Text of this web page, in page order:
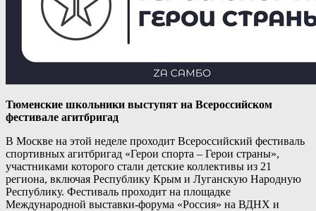
Тюменские школьники выступят на Всероссийском
фестивале агитбригад
В Москве на этой неделе проходит Всероссийский фестиваль
спортивных агитбригад «Герои спорта – Герои страны»,
участниками которого стали детские коллективы из 21
региона, включая Республику Крым и Луганскую Народную
Республику. Фестиваль проходит на площадке
Международной выставки-форума «Россия» на ВДНХ и